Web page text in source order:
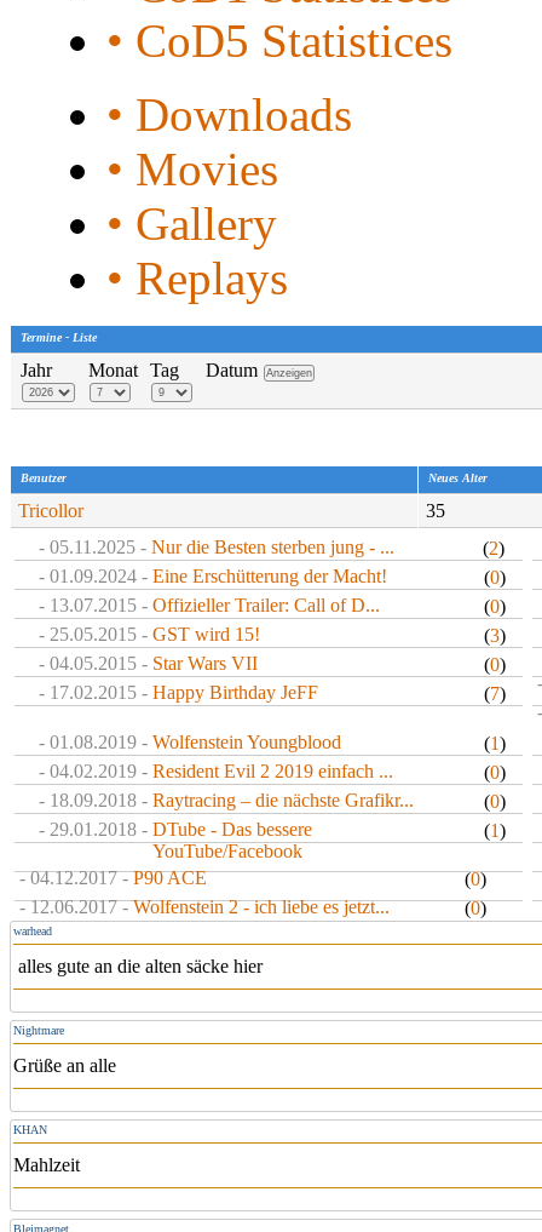
• CoD5 Statistices
• Downloads
• Movies
• Gallery
• Replays
Termine - Liste
Datum
Jahr Monat Tag
Benutzer Neues Alter
Tricollor
35
- 05.11.2025 - Nur die Besten sterben jung - ... (2)
- 01.09.2024 - Eine Erschütterung der Macht! (0)
- 13.07.2015 - Offizieller Trailer: Call of D... (0)
- 25.05.2015 - GST wird 15! (3)
- 04.05.2015 - Star Wars VII (0)
- 17.02.2015 - Happy Birthday JeFF (7)
- 01.08.2019 - Wolfenstein Youngblood (1)
- 04.02.2019 - Resident Evil 2 2019 einfach ... (0)
- 18.09.2018 - Raytracing – die nächste Grafikr... (0)
- 29.01.2018 - DTube - Das bessere
YouTube/Facebook
(1)
- 04.12.2017 - P90 ACE (0)
- 12.06.2017 - Wolfenstein 2 - ich liebe es jetzt... (0)
warhead
alles gute an die alten säcke hier
Nightmare
Grüße an alle
KHAN
Mahlzeit
Bleimagnet